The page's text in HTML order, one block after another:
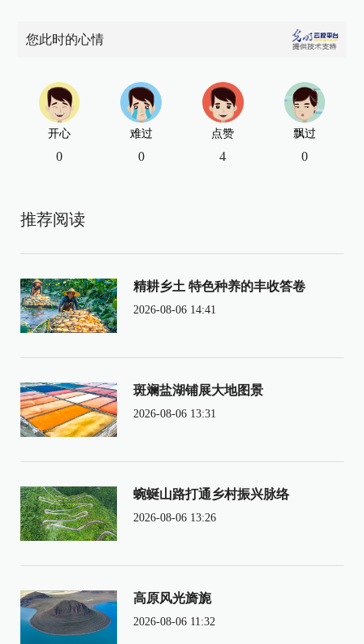
您此时的心情
开心
0
难过
0
点赞
4
飘过
0
推荐阅读
精耕乡土 特色种养的丰收答卷
2026-08-06 14:41
斑斓盐湖铺展大地图景
2026-08-06 13:31
蜿蜒山路打通乡村振兴脉络
2026-08-06 13:26
高原风光旖旎
2026-08-06 11:32